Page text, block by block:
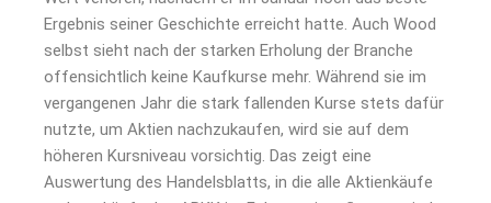
Ergebnis seiner Geschichte erreicht hatte. Auch Wood
selbst sieht nach der starken Erholung der Branche
offensichtlich keine Kaufkurse mehr. Während sie im
vergangenen Jahr die stark fallenden Kurse stets dafür
nutzte, um Aktien nachzukaufen, wird sie auf dem
höheren Kursniveau vorsichtig. Das zeigt eine
Auswertung des Handelsblatts, in die alle Aktienkäufe